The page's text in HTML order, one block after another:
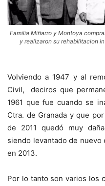
Familia Miñarro y Montoya
y realizaron su rehabilitacion
Volviendo a 1947 y al
Civil, deciros que
1961 que fue cuando se
Ctra. de Granada y que
de 2011 quedó muy
siendo levantado de
en 2013.
Por lo tanto son varios los